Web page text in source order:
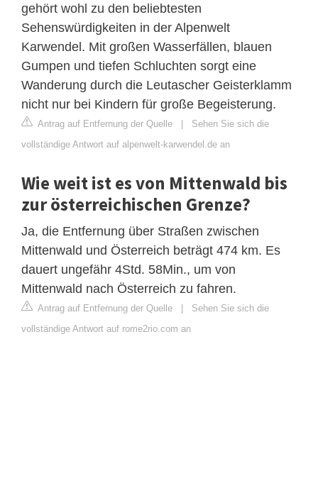
gehört wohl zu den beliebtesten
Sehenswürdigkeiten in der Alpenwelt
Karwendel. Mit großen Wasserfällen, blauen
Gumpen und tiefen Schluchten sorgt eine
Wanderung durch die Leutascher Geisterklamm
nicht nur bei Kindern für große Begeisterung.
Antrag auf Entfernung der Quelle | Sehen Sie sich die
vollständige Antwort auf alpenwelt-karwendel.de an
Wie weit ist es von Mittenwald bis
zur österreichischen Grenze?
Ja, die Entfernung über Straßen zwischen
Mittenwald und Österreich beträgt 474 km. Es
dauert ungefähr 4Std. 58Min., um von
Mittenwald nach Österreich zu fahren.
Antrag auf Entfernung der Quelle | Sehen Sie sich die
vollständige Antwort auf rome2rio.com an